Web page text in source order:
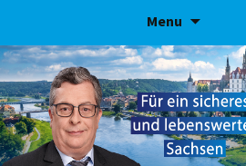
Menu
content